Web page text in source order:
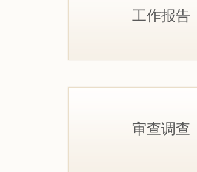
工作报告
审查调查